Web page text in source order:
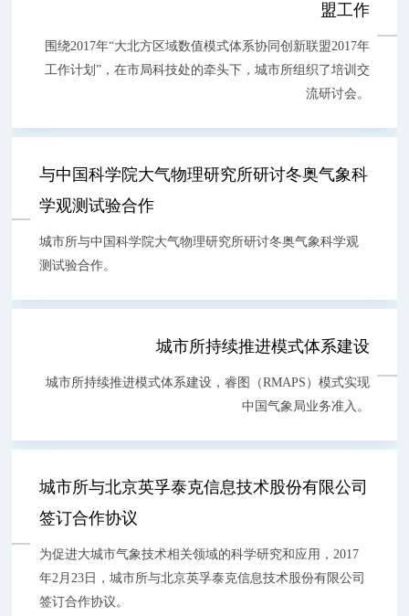
盟工作
围绕2017年“大北方区域数值模式体系协同创新联盟2017年
工作计划”，在市局科技处的牵头下，城市所组织了培训交
流研讨会。
与中国科学院大气物理研究所研讨冬奥气象科
学观测试验合作
城市所与中国科学院大气物理研究所研讨冬奥气象科学观
测试验合作。
城市所持续推进模式体系建设
城市所持续推进模式体系建设，睿图（RMAPS）模式实现
中国气象局业务准入。
城市所与北京英孚泰克信息技术股份有限公司
签订合作协议
为促进大城市气象技术相关领域的科学研究和应用，2017
年2月23日，城市所与北京英孚泰克信息技术股份有限公司
签订合作协议。